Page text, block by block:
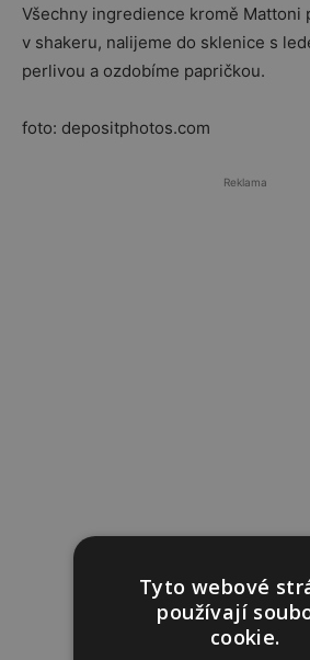
Všechny ingredience kromě Mattoni
v shakeru, nalijeme do sklenice s
perlivou a ozdobíme papričkou.
foto: depositphotos.com
Reklama
Tyto webové
používají
cookie.